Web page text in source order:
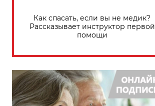
Как спасать, если вы не медик?
Рассказывает инструктор первой
помощи